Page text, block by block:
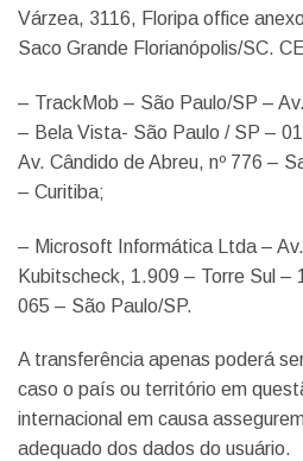
Várzea, 3116, Floripa office
Saco Grande Florianópolis/SC.
– TrackMob – São Paulo/SP –
– Bela Vista- São Paulo / SP –
Av. Cândido de Abreu, nº 776 –
– Curitiba;
– Microsoft Informática Ltda –
Kubitscheck, 1.909 – Torre Sul –
065 – São Paulo/SP.
A transferência apenas poderá
caso o país ou território em
internacional em causa
adequado dos dados do usuário.